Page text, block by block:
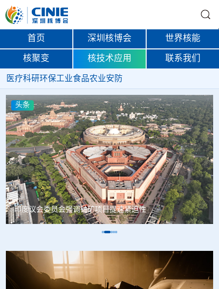
首页 深圳核博会 世界核能
核聚变 核技术应用 联系我们
医疗科研环保工业食品农业安防
头条
中核辐智正式设立 中国同辐持股90%打通核医疗全产业链